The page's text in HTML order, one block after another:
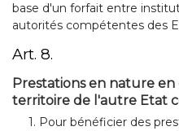
base d'un forfait entre
autorités compétentes des
Art. 8.
Prestations en nature en
territoire de l'autre Etat
1. Pour bénéficier des